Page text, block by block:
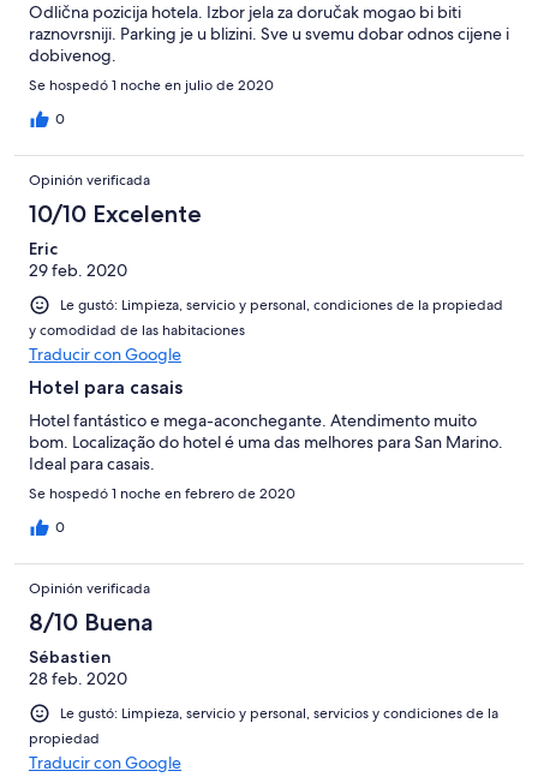
Odlična pozicija hotela. Izbor jela za doručak mogao bi biti
raznovrsniji. Parking je u blizini. Sve u svemu dobar odnos cijene i
dobivenog.
Se hospedó 1 noche en julio de 2020
0
Opinión verificada
10/10 Excelente
Eric
29 feb. 2020
Le gustó: Limpieza, servicio y personal, condiciones de la propiedad
y comodidad de las habitaciones
Traducir con Google
Hotel para casais
Hotel fantástico e mega-aconchegante. Atendimento muito
bom. Localização do hotel é uma das melhores para San Marino.
Ideal para casais.
Se hospedó 1 noche en febrero de 2020
0
Opinión verificada
8/10 Buena
Sébastien
28 feb. 2020
Le gustó: Limpieza, servicio y personal, servicios y condiciones de la
propiedad
Traducir con Google